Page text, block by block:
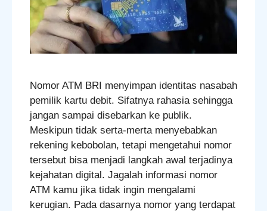
Nomor ATM BRI menyimpan identitas nasabah
pemilik kartu debit. Sifatnya rahasia sehingga
jangan sampai disebarkan ke publik.
Meskipun tidak serta-merta menyebabkan
rekening kebobolan, tetapi mengetahui nomor
tersebut bisa menjadi langkah awal terjadinya
kejahatan digital. Jagalah informasi nomor
ATM kamu jika tidak ingin mengalami
kerugian. Pada dasarnya nomor yang terdapat